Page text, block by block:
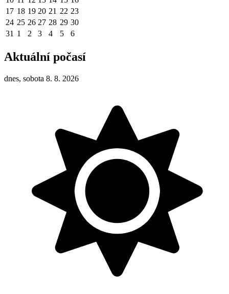
17 18 19 20 21 22 23
24 25 26 27 28 29 30
31 1 2 3 4 5 6
Aktuální počasí
dnes, sobota 8. 8. 2026